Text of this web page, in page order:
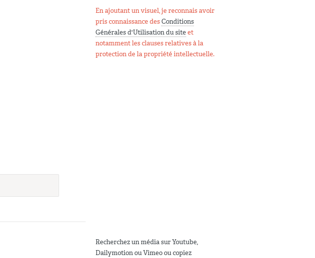
En ajoutant un visuel, je reconnais avoir
pris connaissance desConditions
Générales d'Utilisation du siteet
notamment les clauses relatives à la
protection de la propriété intellectuelle.
Recherchez un média sur Youtube,
Dailymotion ou Vimeo ou copiez